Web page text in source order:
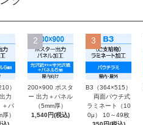
）
力
＋パ
）
2
200×900 ポスタ
ー 出力＋パネル
（5mm厚）
1,540円(税込)
3
B3（364×515）
両面パウチ式
ラミネート（10
0μ） 10～49枚